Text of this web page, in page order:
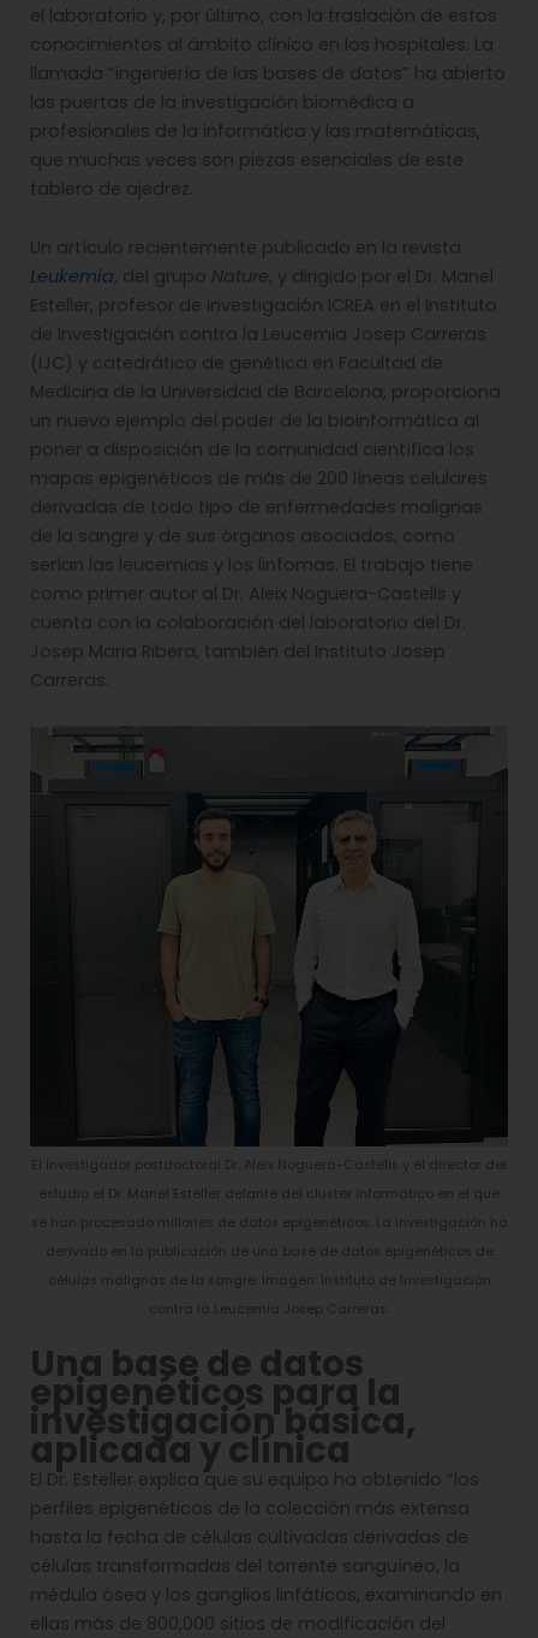
el laboratorio y, por último, con la traslación de estos
conocimientos al ámbito clínico en los hospitales. La
llamada “ingeniería de las bases de datos” ha abierto
las puertas de la investigación biomédica a
profesionales de la informática y las matemáticas,
que muchas veces son piezas esenciales de este
tablero de ajedrez.
Un artículo recientemente publicado en la revista
Leukemia, del grupo Nature, y dirigido por el Dr. Manel
Esteller, profesor de investigación ICREA en el Instituto
de Investigación contra la Leucemia Josep Carreras
(IJC) y catedrático de genética en Facultad de
Medicina de la Universidad de Barcelona, proporciona
un nuevo ejemplo del poder de la bioinformática al
poner a disposición de la comunidad científica los
mapas epigenéticos de más de 200 líneas celulares
derivadas de todo tipo de enfermedades malignas
de la sangre y de sus órganos asociados, como
serían las leucemias y los linfomas. El trabajo tiene
como primer autor al Dr. Aleix Noguera-Castells y
cuenta con la colaboración del laboratorio del Dr.
Josep Maria Ribera, también del Instituto Josep
Carreras.
El investigador postdoctoral Dr. Aleix Noguera-Castells y el director del
estudio el Dr. Manel Esteller delante del cluster informático en el que
se han procesado millones de datos epigenéticos. La investigación ha
derivado en la publicación de una base de datos epigenéticos de
células malignas de la sangre. Imagen: Instituto de Investigación
contra la Leucemia Josep Carreras.
Una base de datos
epigenéticos para la
investigación básica,
aplicada y clínica
El Dr. Esteller explica que su equipo ha obtenido “los
perfiles epigenéticos de la colección más extensa
hasta la fecha de células cultivadas derivadas de
células transformadas del torrente sanguíneo, la
médula ósea y los ganglios linfáticos, examinando en
ellas más de 800,000 sitios de modificación del